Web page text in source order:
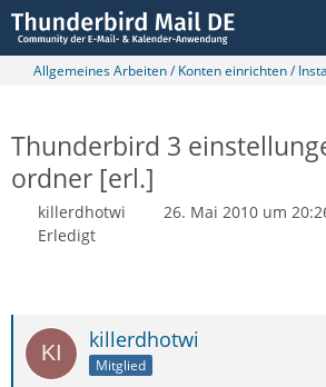
Allgemeines Arbeiten / Konten einrichten /
Thunderbird 3
ordner [erl.]
killerdhotwi 26. Mai 2010 um
Erledigt
killerdhotwi
Mitglied